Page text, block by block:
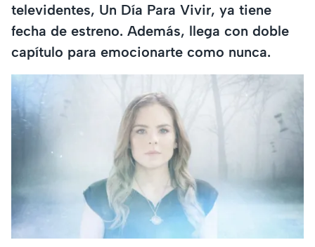
televidentes, Un Día Para Vivir, ya tiene
fecha de estreno. Además, llega con doble
capítulo para emocionarte como nunca.